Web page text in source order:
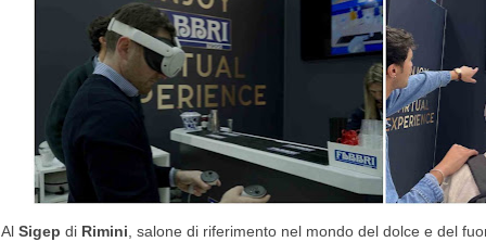
Al Sigep di Rimini, salone di riferimento nel mondo del dolce e del